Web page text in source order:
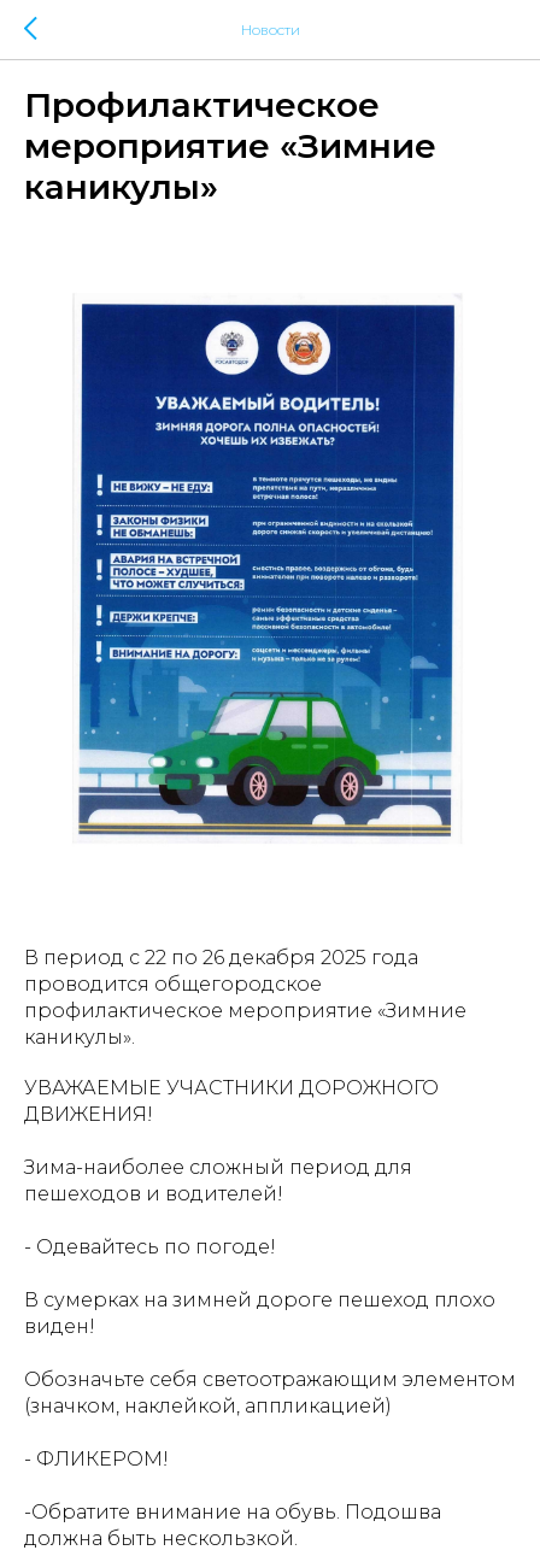
Новости
Профилактическое
мероприятие «Зимние
каникулы»
В период с 22 по 26 декабря 2025 года
проводится общегородское
профилактическое мероприятие «Зимние
каникулы».
УВАЖАЕМЫЕ УЧАСТНИКИ ДОРОЖНОГО
ДВИЖЕНИЯ!
Зима-наиболее сложный период для
пешеходов и водителей!
- Одевайтесь по погоде!
В сумерках на зимней дороге пешеход плохо
виден!
Обозначьте себя светоотражающим элементом
(значком, наклейкой, аппликацией)
- ФЛИКЕРОМ!
-Обратите внимание на обувь. Подошва
должна быть нескользкой.